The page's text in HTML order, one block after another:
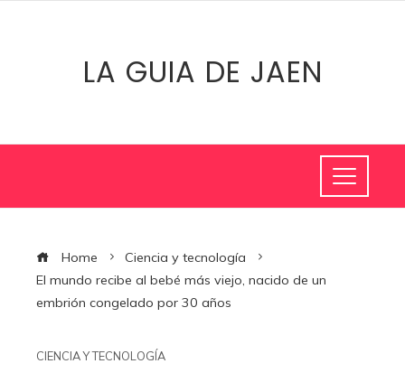
LA GUIA DE JAEN
Home
Ciencia y tecnología
El mundo recibe al bebé más viejo, nacido de un
embrión congelado por 30 años
CIENCIA Y TECNOLOGÍA